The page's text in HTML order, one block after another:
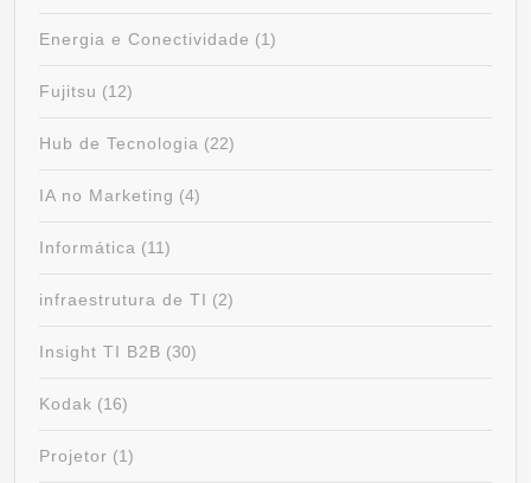
Energia e Conectividade (1)
Fujitsu (12)
Hub de Tecnologia (22)
IA no Marketing (4)
Informática (11)
infraestrutura de TI (2)
Insight TI B2B (30)
Kodak (16)
Projetor (1)